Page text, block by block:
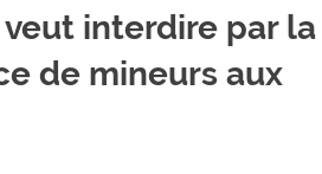
veut interdire par la
de mineurs aux